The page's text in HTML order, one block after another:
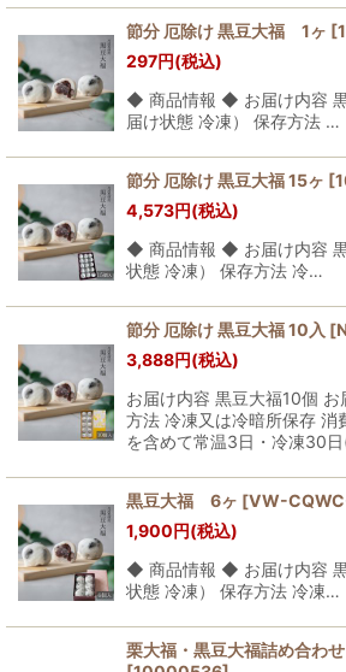
節分 厄除け 黒豆大福 1ヶ [
297円(税込)
◆ 商品情報 ◆ お届け内容
届け状態 冷凍） 保存方法 …
節分 厄除け 黒豆大福 15ヶ [
4,573円(税込)
◆ 商品情報 ◆ お届け内容
状態 冷凍） 保存方法 冷…
節分 厄除け 黒豆大福 10入 [
3,888円(税込)
お届け内容 黒豆大福10個
方法 冷凍又は冷暗所保存 消
を含めて常温3日・冷凍30
黒豆大福 6ヶ [VW-
1,900円(税込)
◆ 商品情報 ◆ お届け内容
状態 冷凍） 保存方法 冷凍…
栗大福・黒豆大福詰め合わ